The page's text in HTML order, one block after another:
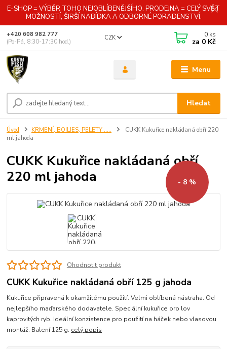
E-SHOP = VÝBĚR TOHO NEJOBLÍBENĚJŠÍHO. PRODEJNA = CELÝ SVĚT
MOŽNOSTÍ, ŠIRŠÍ NABÍDKA A ODBORNÉ PORADENSTVÍ.
Menu
CZK
Hledat
+420 608 982 777
(Po-Pá, 8:30-17:30 hod.)
0 ks
za 0 Kč
Úvod KRMENÍ, BOILIES, PELETY .....
CUKK Kukuřice nakládaná obří 220
ml jahoda
CUKK Kukuřice nakládaná obří
220 ml jahoda
- 8 %
Ohodnotit produkt
CUKK Kukuřice nakládaná obří 125 g jahoda
Kukuřice připravená k okamžitému použití. Velmi oblíbená nástraha. Od
nejlepšího maďarského dodavatele. Speciální kukuřice pro lov
kaprovitých ryb. Ideální konzistence pro použití na háček nebo vlasovou
montáž. Balení 125 g. celý popis